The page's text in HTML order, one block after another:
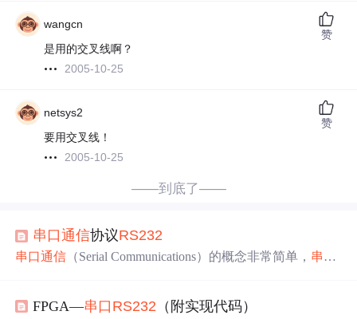
wangcn
是用的交叉线啊？
2005-10-25
赞
netsys2
要用交叉线！
2005-10-25
赞
——到底了——
串口通信协议RS232
串口通信 （Serial Communications）的概念非常简单， 串口
根线的情况下就能实现数据的传输。​由于串口
FPGA—串口 RS232 （附实现代码）